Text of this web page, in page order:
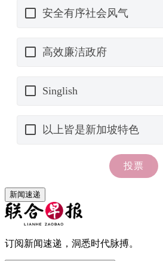
新闻速递
订阅新闻速递，洞悉时代脉搏。